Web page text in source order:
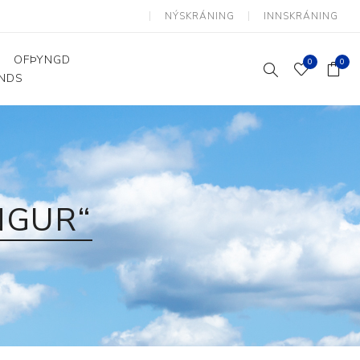
NÝSKRÁNING INNSKRÁNING
Hjálpartæki
Flutningshjálpartæki
Gönguhjálpartæki
Smáhjálpartæki
stólar
OFÞYNGD
0 0